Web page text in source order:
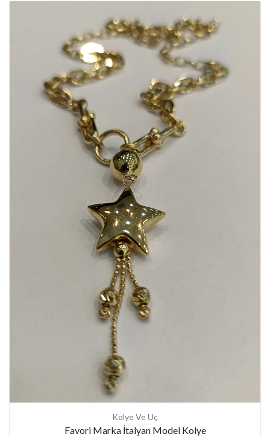
Kolye Ve Uç
Favori Marka İtalyan Model Kolye